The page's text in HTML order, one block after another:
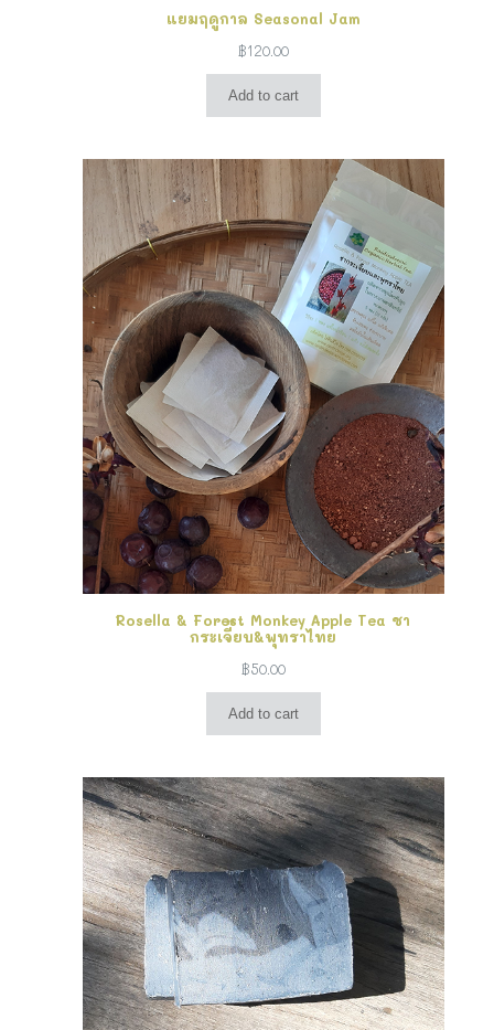
แยมฤดูกาล Seasonal Jam
฿120.00
Add to cart
Rosella & Forest Monkey Apple Tea ชา
กระเจี๊ยบ&พุทราไทย
฿50.00
Add to cart